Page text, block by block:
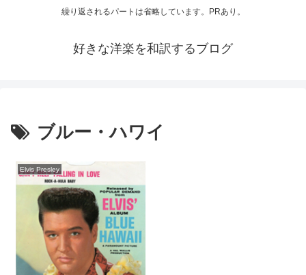
繰り返されるパートは省略しています。PRあり。
好きな洋楽を和訳するブログ
ブルー・ハワイ
Elvis Presley